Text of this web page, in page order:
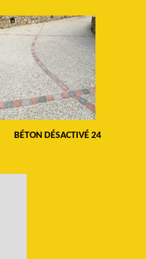
BÉTON DÉSACTIVÉ 24